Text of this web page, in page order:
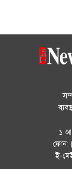
১
ফোন:
ই-